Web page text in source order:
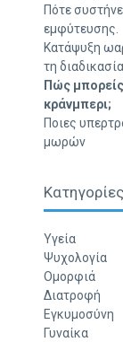
Πότε
εμφύτευσης.
Κατάψυξη
τη διαδικασία
Πώς
κράνμπερι;
Ποιες
μωρών
Κατηγορίες
Υγεία
Ψυχολογία
Ομορφιά
Διατροφή
Εγκυμοσύνη
Γυναίκα